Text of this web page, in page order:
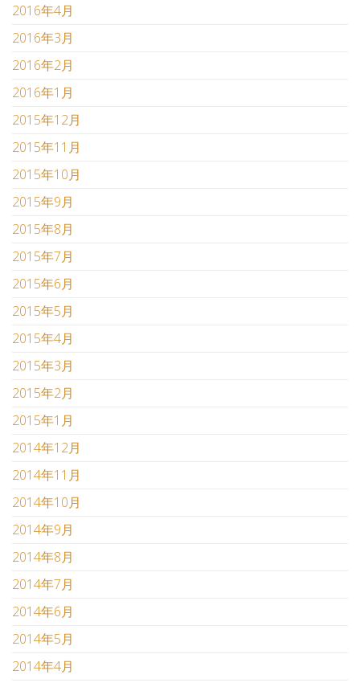
2016年4月
2016年3月
2016年2月
2016年1月
2015年12月
2015年11月
2015年10月
2015年9月
2015年8月
2015年7月
2015年6月
2015年5月
2015年4月
2015年3月
2015年2月
2015年1月
2014年12月
2014年11月
2014年10月
2014年9月
2014年8月
2014年7月
2014年6月
2014年5月
2014年4月